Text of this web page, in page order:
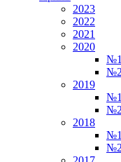
2023
2022
2021
2020
№1
№2
2019
№1
№2
2018
№1
№2